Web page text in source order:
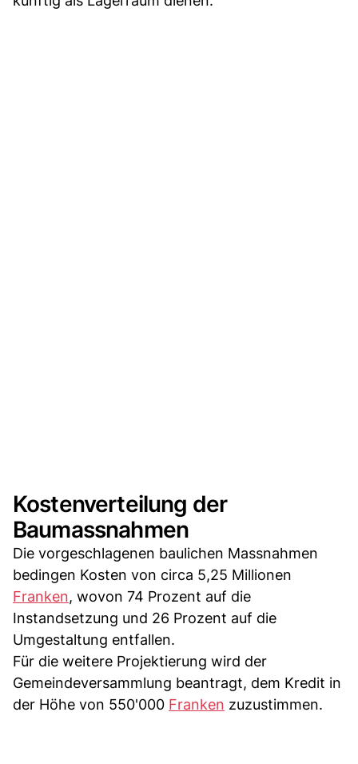
Kostenverteilung der
Baumassnahmen
Die vorgeschlagenen baulichen Massnahmen
bedingen Kosten von circa 5,25 Millionen
Franken, wovon 74 Prozent auf die
Instandsetzung und 26 Prozent auf die
Umgestaltung entfallen.
Für die weitere Projektierung wird der
Gemeindeversammlung beantragt, dem Kredit in
der Höhe von 550'000 Franken zuzustimmen.